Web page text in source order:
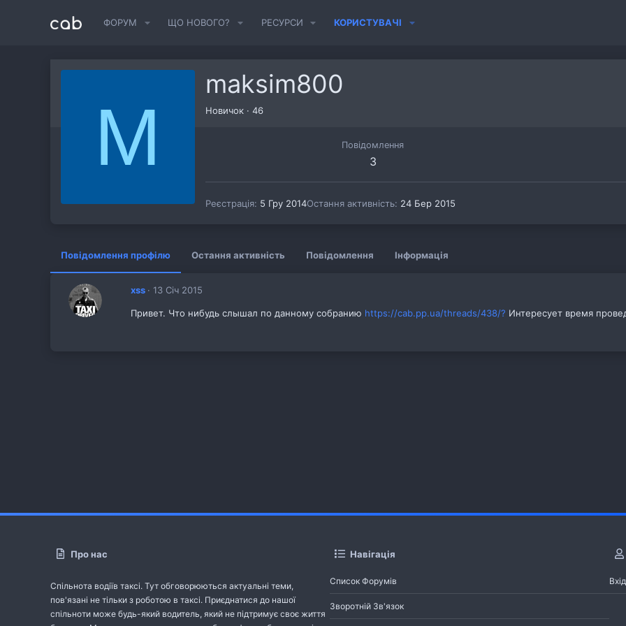
ФОРУМ ЩО НОВОГО? РЕСУРСИ КОРИСТУВАЧІ
M
maksim800
Новичок · 46
Повідомлення
3
Реєстрація 5 Гру 2014Остання активність 24 Бер 2015
Повідомлення профілю Остання активність Повідомлення Інформація
xss 13 Січ 2015
Привет. Что нибудь слышал по данному собранию https://cab.pp.ua/threads/438/? Интересует время
Про нас
Спільнота водіїв таксі. Тут обговорюються актуальні теми,
пов'язані не тільки з роботою в таксі. Приєднатися до нашої
спільноти може будь-який водитель, який не підтримує своє життя
Навігація
Список Форумів
Зворотній Зв'язок
Вхід